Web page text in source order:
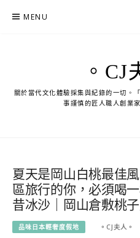
MENU
。CJ
關於當代文化體驗採集與紀錄的一切。
事謹慎的匠人職人創業
夏天是岡山白桃最佳
區旅行的你，必須喝
昔冰沙｜岡山倉敷桃
品味日本輕奢度假地 。CJ夫人。